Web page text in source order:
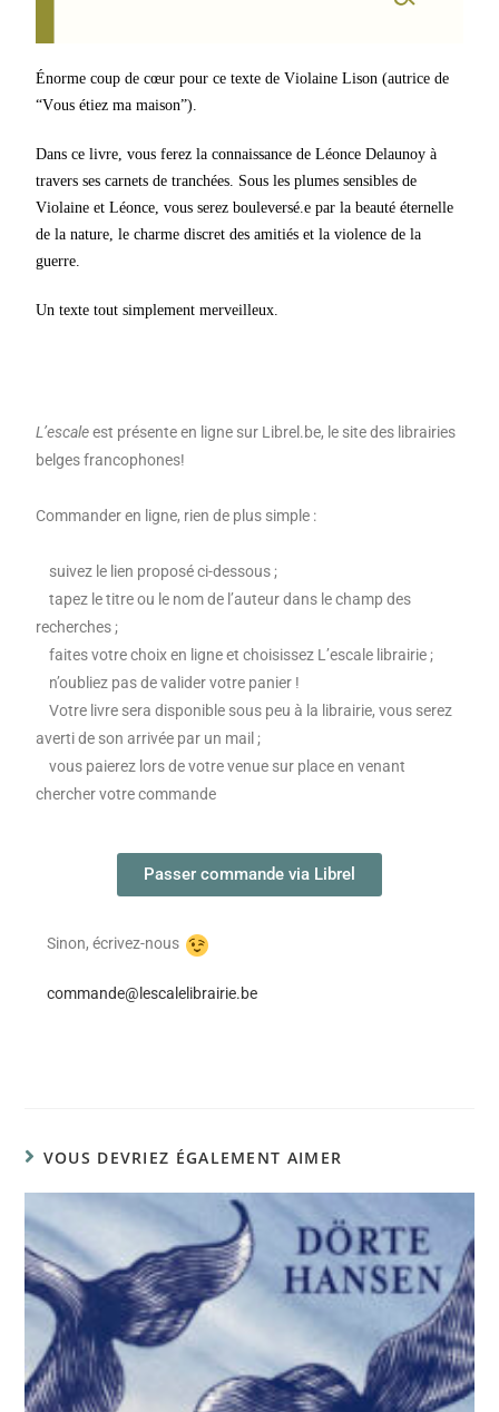
Énorme coup de cœur pour ce texte de Violaine Lison (autrice de
“Vous étiez ma maison”).
Dans ce livre, vous ferez la connaissance de Léonce Delaunoy à
travers ses carnets de tranchées. Sous les plumes sensibles de
Violaine et Léonce, vous serez bouleversé.e par la beauté éternelle
de la nature, le charme discret des amitiés et la violence de la
guerre.
Un texte tout simplement merveilleux.
L’escaleest présente en ligne sur Librel.be, le site des librairies
belges francophones!
Commander en ligne, rien de plus simple :
suivez le lien proposé ci-dessous ;
tapez le titre ou le nom de l’auteur dans le champ des
recherches ;
faites votre choix en ligne et choisissez L’escale librairie ;
n’oubliez pas de valider votre panier !
Votre livre sera disponible sous peu à la librairie, vous serez
averti de son arrivée par un mail ;
vous paierez lors de votre venue sur place en venant
chercher votre commande
Passer commande via Librel
Sinon, écrivez-nous
commande@lescalelibrairie.be
VOUS DEVRIEZ ÉGALEMENT AIMER